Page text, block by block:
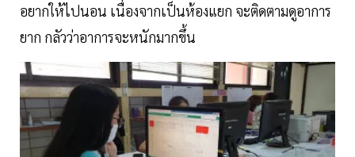
อยากให้ไปนอน เนื่องจากเป็นห้องแยก จะติดตามดูอาการ
ยาก กลัวว่าอาการจะหนักมากขึ้น